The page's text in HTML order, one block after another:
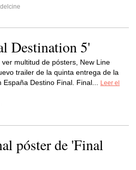
Destination 5'
ver multitud de pósters, New Line
trailer de la quinta entrega de la
Destino Final. Final...
Leer el
póster de 'Final